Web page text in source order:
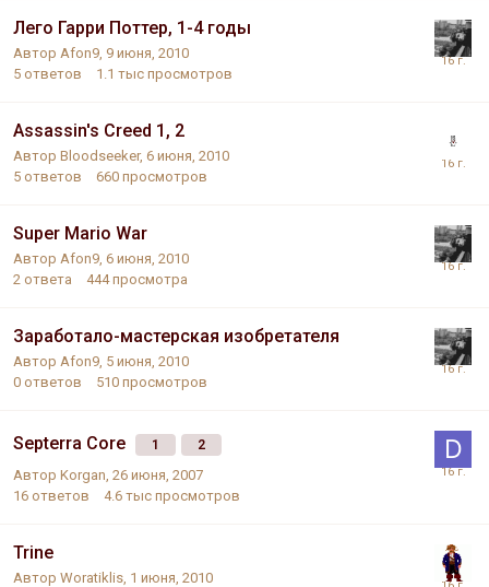
Лего Гарри Поттер, 1-4 годы
Автор Afon9, 9 июня, 2010
5 ответов 1.1 тыс просмотров
Assassin's Creed 1, 2
Автор Bloodseeker, 6 июня, 2010
5 ответов 660 просмотров
Super Mario War
Автор Afon9, 6 июня, 2010
2 ответа 444 просмотра
Заработало-мастерская изобретателя
Автор Afon9, 5 июня, 2010
0 ответов 510 просмотров
Septerra Core 1 2
Автор Korgan, 26 июня, 2007
16 ответов 4.6 тыс просмотров
Trine
Автор Woratiklis, 1 июня, 2010